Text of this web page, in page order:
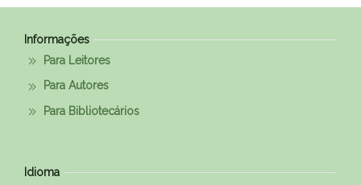
Informações
Para Leitores
Para Autores
Para Bibliotecários
Idioma